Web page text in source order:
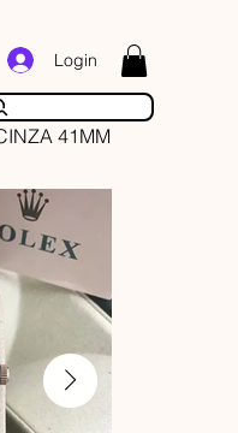
Login
41MM